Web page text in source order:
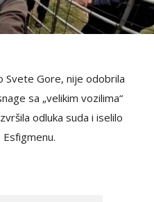
Svete Gore, nije odobrila
sa „velikim vozilima“
odluka suda i iselilo